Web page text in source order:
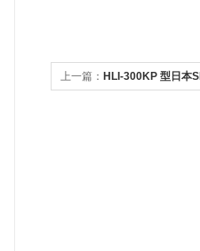
上一篇： HLI-300KP 型日本